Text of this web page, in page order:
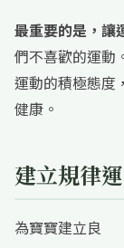
最重要的是，讓
們不喜歡的運動
運動的積極態度
健康。
建立規律
為寶寶建立良